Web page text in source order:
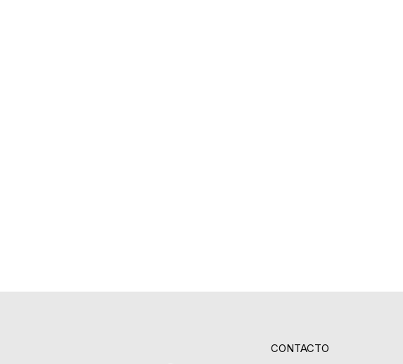
CONTACTO